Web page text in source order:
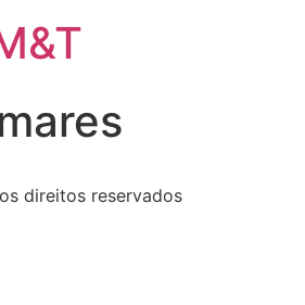
direitos reservados